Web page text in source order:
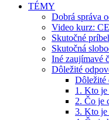
TÉMY
Dobrá správa
Video kurz:
Skutočné
Skutočná
Iné zaujímavé
Dôležité
Dôležité
1. Kto
2. Čo je
3. Kto je